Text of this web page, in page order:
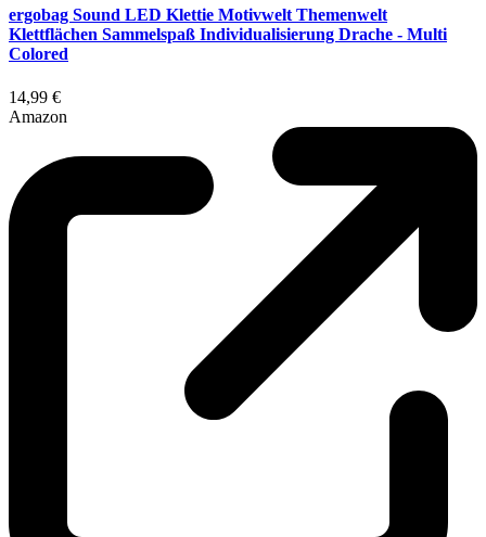
ergobag Sound LED Klettie Motivwelt Themenwelt
Klettflächen Sammelspaß Individualisierung Drache - Multi
Colored
14,99 €
Amazon